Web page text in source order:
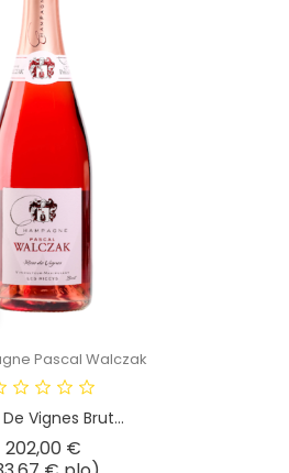
Pascal Walczak
Vignes Brut...
202,00 €Hinta